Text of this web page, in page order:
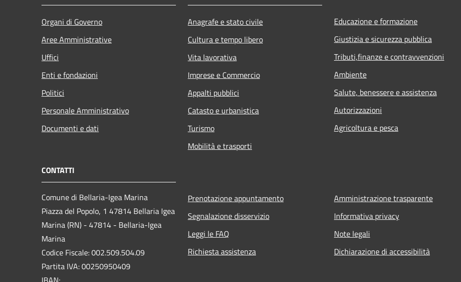
Organi di Governo
Aree Amministrative
Uffici
Enti e fondazioni
Politici
Personale Amministrativo
Documenti e dati
Anagrafe e stato civile
Cultura e tempo libero
Vita lavorativa
Imprese e Commercio
Appalti pubblici
Catasto e urbanistica
Turismo
Mobilità e trasporti
Educazione e formazione
Giustizia e sicurezza pubblica
Tributi,finanze e contravvenzioni
Ambiente
Salute, benessere e assistenza
Autorizzazioni
Agricoltura e pesca
CONTATTI
Comune di Bellaria-Igea Marina
Piazza del Popolo, 1 47814 Bellaria Igea
Marina (RN) - 47814 - Bellaria-Igea
Marina
Codice Fiscale: 002.509.504.09
Partita IVA: 00250950409
Prenotazione appuntamento
Segnalazione disservizio
Leggi le FAQ
Richiesta assistenza
Amministrazione trasparente
Informativa privacy
Note legali
Dichiarazione di accessibilità